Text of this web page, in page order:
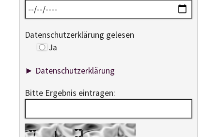
Datenschutzerklärung gelesen
Ja
► Datenschutzerklärung
Bitte Ergebnis eintragen: